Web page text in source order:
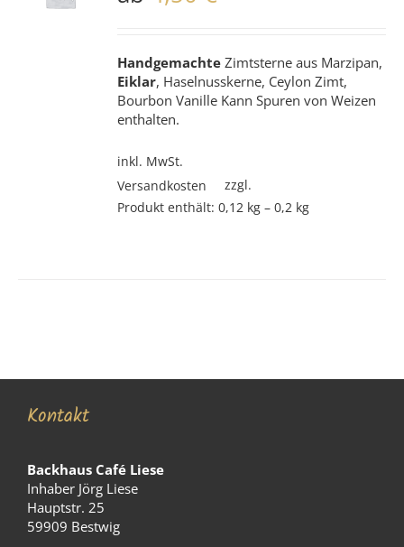
Handgemachte Zimtsterne aus Marzipan,
Eiklar, Haselnusskerne, Ceylon Zimt,
Bourbon Vanille Kann Spuren von Weizen
enthalten.
inkl. MwSt.
zzgl.
Versandkosten
Produkt enthält: 0,12 kg – 0,2 kg
Kontakt
Backhaus Café Liese
Inhaber Jörg Liese
Hauptstr. 25
59909 Bestwig